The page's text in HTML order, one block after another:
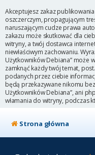
Akceptujesz zakaz
oszczerczym, propagującym
naruszającym cudze prawa
zakazu może skutkować dla
witryny, a twój dostawca
niewłaściwym zachowaniu.
Użytkowników Debiana” może
zamknąć każdy twój temat,
podanych przez ciebie
będą przekazywane nikomu
Użytkowników Debiana”, ani
włamania do witryny, podczas
Strona główna